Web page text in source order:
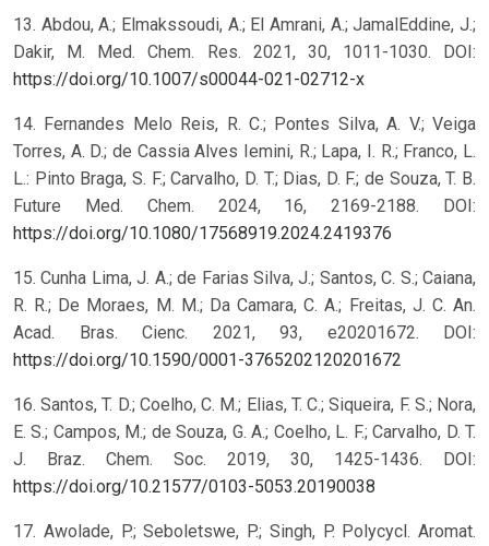
13. Abdou, A.; Elmakssoudi, A.; El Amrani, A.; JamalEddine, J.;
Dakir, M. Med. Chem. Res. 2021, 30, 1011-1030. DOI:
https://doi.org/10.1007/s00044-021-02712-x
14. Fernandes Melo Reis, R. C.; Pontes Silva, A. V.; Veiga
Torres, A. D.; de Cassia Alves Iemini, R.; Lapa, I. R.; Franco, L.
L.: Pinto Braga, S. F.; Carvalho, D. T.; Dias, D. F.; de Souza, T. B.
Future Med. Chem. 2024, 16, 2169-2188. DOI:
https://doi.org/10.1080/17568919.2024.2419376
15. Cunha Lima, J. A.; de Farias Silva, J.; Santos, C. S.; Caiana,
R. R.; De Moraes, M. M.; Da Camara, C. A.; Freitas, J. C. An.
Acad. Bras. Cienc. 2021, 93, e20201672. DOI:
https://doi.org/10.1590/0001-3765202120201672
16. Santos, T. D.; Coelho, C. M.; Elias, T. C.; Siqueira, F. S.; Nora,
E. S.; Campos, M.; de Souza, G. A.; Coelho, L. F.; Carvalho, D. T.
J. Braz. Chem. Soc. 2019, 30, 1425-1436. DOI:
https://doi.org/10.21577/0103-5053.20190038
17. Awolade, P.; Seboletswe, P.; Singh, P. Polycycl. Aromat.